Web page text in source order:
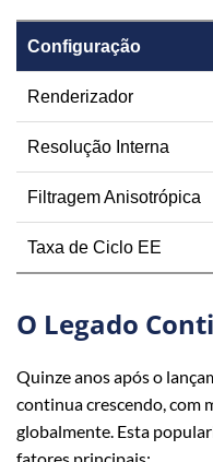
Configuração
Renderizador
Resolução Interna
Filtragem Anisotrópica
Taxa de Ciclo EE
O Legado
Quinze anos após o
continua crescendo, com
globalmente. Esta